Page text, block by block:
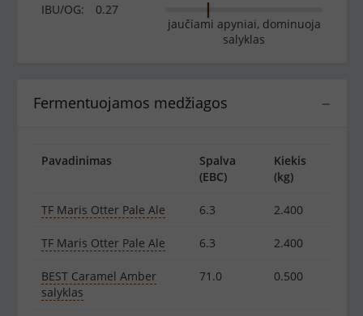
IBU/OG:
0.27
jaučiami apyniai, dominuoja
salyklas
−
Fermentuojamos medžiagos
Pavadinimas
Spalva
(EBC)
Kiekis
(kg)
TF Maris Otter Pale Ale 6.3 2.400
TF Maris Otter Pale Ale 6.3 2.400
BEST Caramel Amber
salyklas
71.0 0.500